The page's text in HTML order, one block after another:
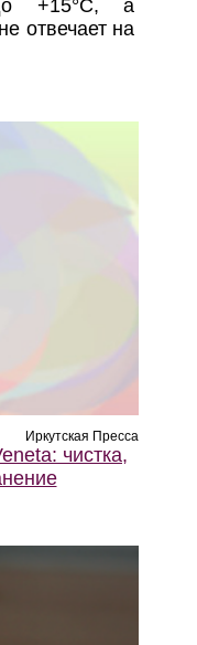
+15°C, а
отвечает на
Иркутская Пресса
чистка,